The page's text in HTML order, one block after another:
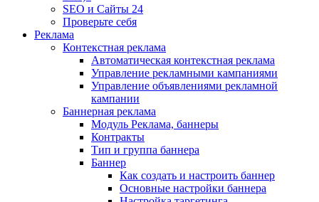
SEO и Сайты 24
Проверьте себя
Реклама
Контекстная реклама
Автоматическая контекстная реклама
Управление рекламными кампаниями
Управление объявлениями рекламной
кампании
Баннерная реклама
Модуль Реклама, баннеры
Контракты
Тип и группа баннера
Баннер
Как создать и настроить баннер
Основные настройки баннера